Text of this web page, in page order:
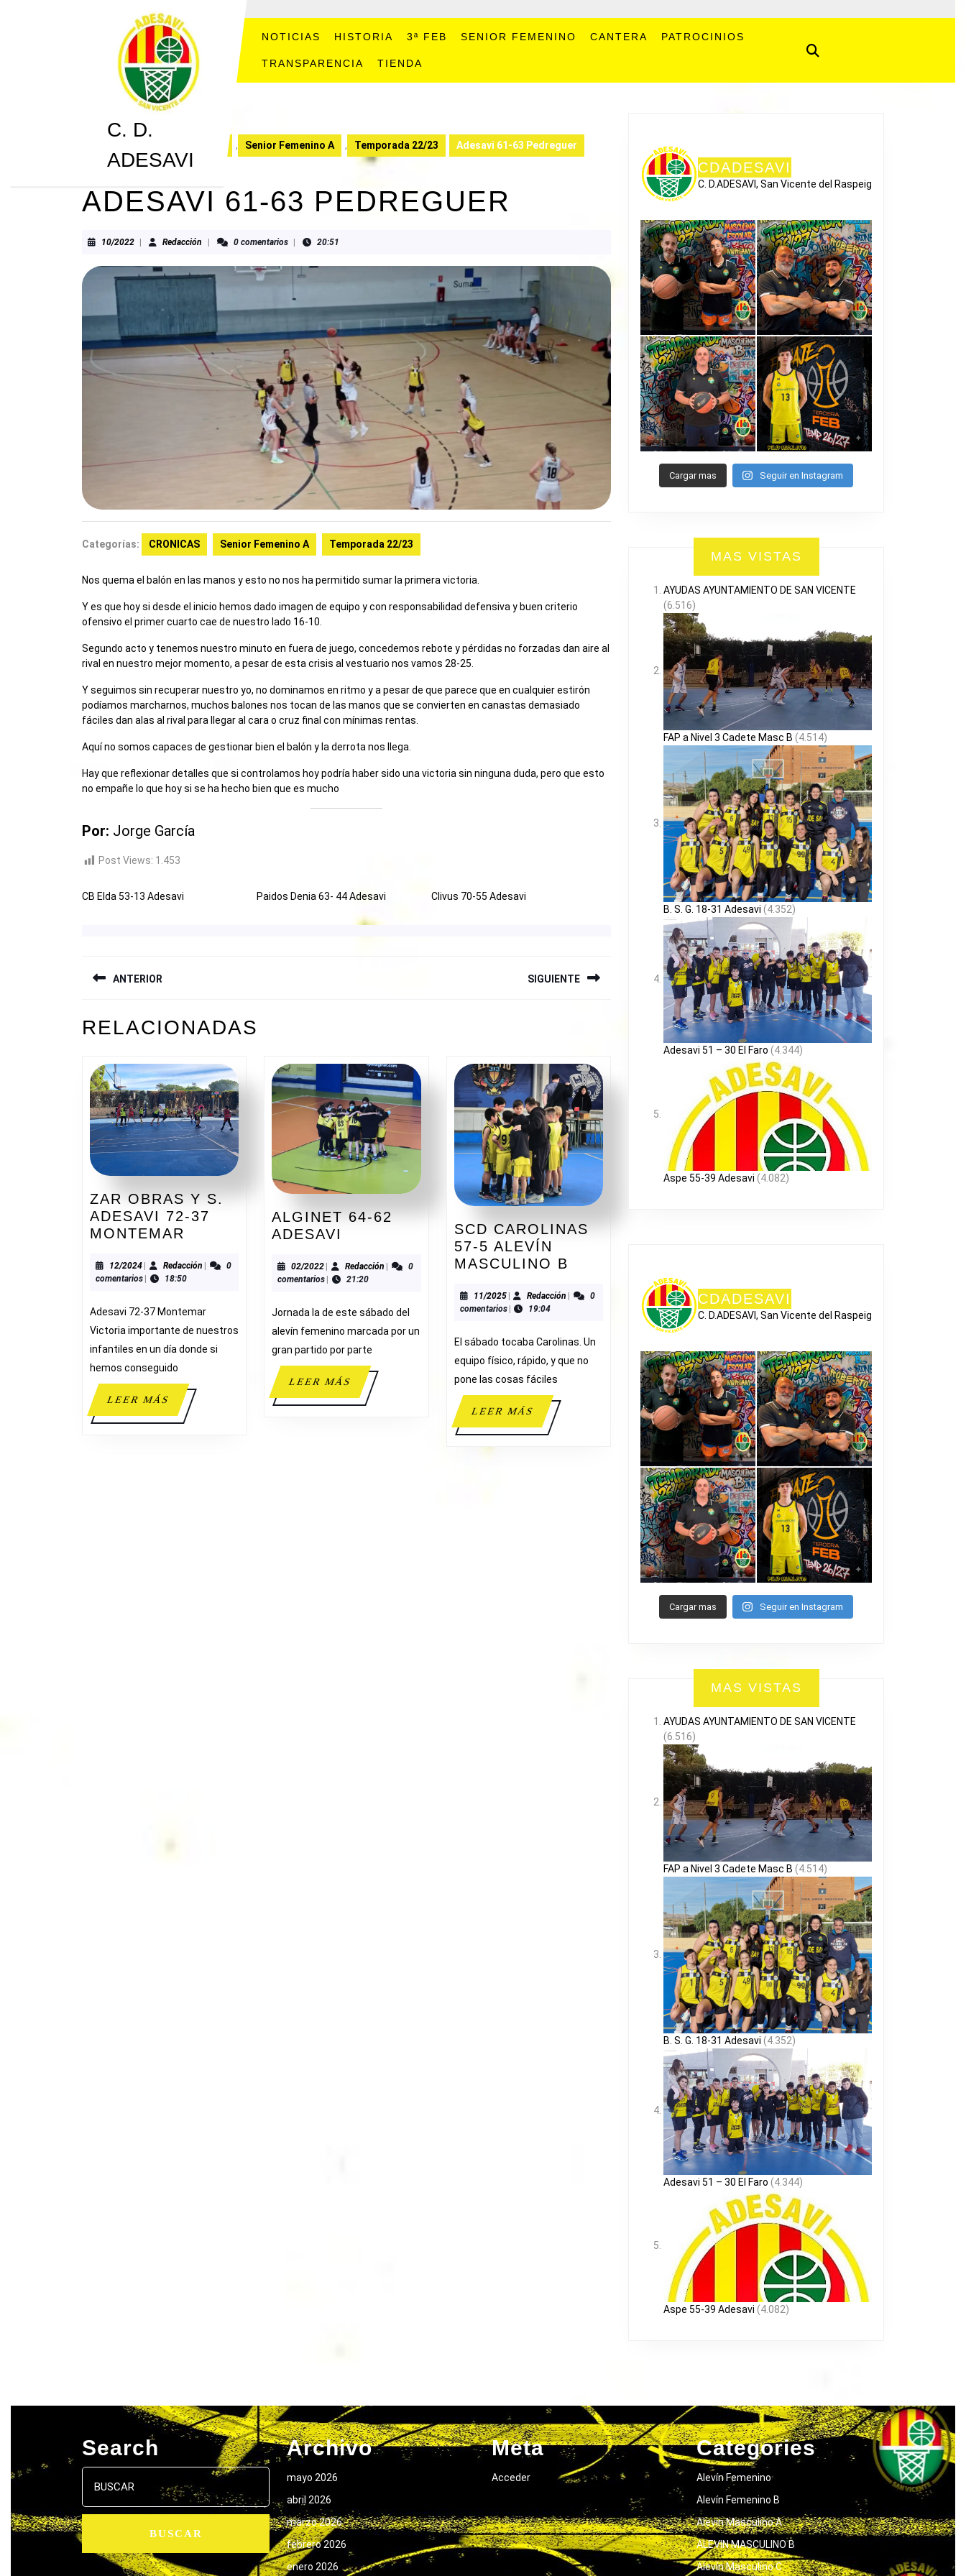
C. D.
ADESAVI
NOTICIAS HISTORIA 3ª FEB SENIOR FEMENINO CANTERA PATROCINIOS
TRANSPARENCIA TIENDA
, Senior Femenino A , Temporada 22/23 Adesavi 61-63 Pedreguer
ADESAVI 61-63 PEDREGUER
10/202210/2022Redacción Redacción0 comentarios 20:51
Categorías: CRONICAS Senior Femenino A Temporada 22/23
Nos quema el balón en las manos y esto no nos ha permitido sumar la primera victoria.
Y es que hoy si desde el inicio hemos dado imagen de equipo y con responsabilidad defensiva y buen criterio
ofensivo el primer cuarto cae de nuestro lado 16-10.
Segundo acto y tenemos nuestro minuto en fuera de juego, concedemos rebote y pérdidas no forzadas dan aire al
rival en nuestro mejor momento, a pesar de esta crisis al vestuario nos vamos 28-25.
Y seguimos sin recuperar nuestro yo, no dominamos en ritmo y a pesar de que parece que en cualquier estirón
podíamos marcharnos, muchos balones nos tocan de las manos que se convierten en canastas demasiado
fáciles dan alas al rival para llegar al cara o cruz final con mínimas rentas.
Aquí no somos capaces de gestionar bien el balón y la derrota nos llega.
Hay que reflexionar detalles que si controlamos hoy podría haber sido una victoria sin ninguna duda, pero que esto
no empañe lo que hoy si se ha hecho bien que es mucho
Por: Jorge García
Post Views: 1.453
CB Elda 53-13 Adesavi Paidos Denia 63- 44 Adesavi Clivus 70-55 Adesavi
DE
ENTRADAS
ANTERIOR
anterior:
SIGUIENTE
RELACIONADAS
ZAR OBRAS Y S.
ADESAVI 72-37
MONTEMAR
Y
S.
72-
37
MONTEMAR
12/202412/2024RedacciónRedacción
0
comentarios
18:50
Adesavi 72-37 Montemar
Victoria importante de nuestros
infantiles en un día donde si
hemos conseguido
LEER MÁSLEER
MÁS
ALGINET 64-62
ADESAVI
62
ADESAVI
02/202202/2022Redacción Redacción
0
comentarios
21:20
Jornada la de este sábado del
alevín femenino marcada por un
gran partido por parte
LEER MÁSLEER
MÁS
SCD CAROLINAS
57-5 ALEVÍN
MASCULINO B
CAROLINAS
57-
MASCULINO
B
11/202511/2025Redacción Redacción
0
comentarios
19:04
El sábado tocaba Carolinas. Un
equipo físico, rápido, y que no
pone las cosas fáciles
LEER MÁSLEER
MÁS
CDADESAVI
C. D.ADESAVI, San Vicente del Raspeig
Cargar mas Seguir en Instagram
MAS VISTAS
AYUDAS AYUNTAMIENTO DE SAN VICENTE
(6.516)
FAP a Nivel 3 Cadete Masc B (4.514)
B. S. G. 18-31 Adesavi (4.352)
Adesavi 51 – 30 El Faro (4.344)
Aspe 55-39 Adesavi (4.082)
CDADESAVI
C. D.ADESAVI, San Vicente del Raspeig
Cargar mas Seguir en Instagram
MAS VISTAS
AYUDAS AYUNTAMIENTO DE SAN VICENTE
(6.516)
FAP a Nivel 3 Cadete Masc B (4.514)
B. S. G. 18-31 Adesavi (4.352)
Adesavi 51 – 30 El Faro (4.344)
Aspe 55-39 Adesavi (4.082)
Search
Buscar:
Archivo
mayo 2026
abril 2026
marzo 2026
febrero 2026
enero 2026
Meta
Acceder
Categories
Alevín Femenino
Alevín Femenino B
Alevín Masculino A
ALEVIN MASCULINO B
Alevín Masculino C